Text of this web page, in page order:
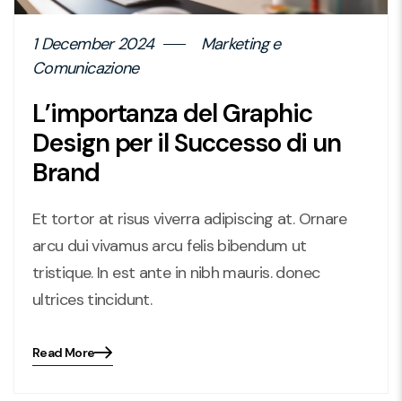
1 December 2024
Marketing e
Comunicazione
L’importanza del Graphic
Design per il Successo di un
Brand
Et tortor at risus viverra adipiscing at. Ornare
arcu dui vivamus arcu felis bibendum ut
tristique. In est ante in nibh mauris. donec
ultrices tincidunt.
Blog
Read More